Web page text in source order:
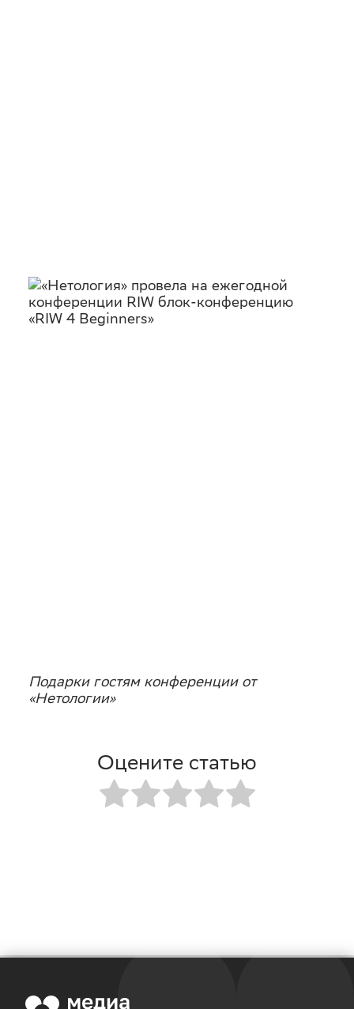
Подарки гостям конференции от
«Нетологии»
Оцените статью